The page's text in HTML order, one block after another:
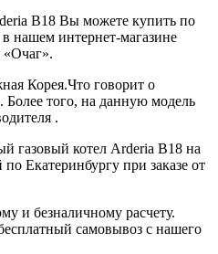
B18 Вы можете купить по
нашем интернет-магазине
«Очаг».
Корея.Что говорит о
Более того, на данную модель
.
газовый котел Arderia B18 на
по Екатеринбургу при заказе от
и безналичному расчету.
самовывоз с нашего